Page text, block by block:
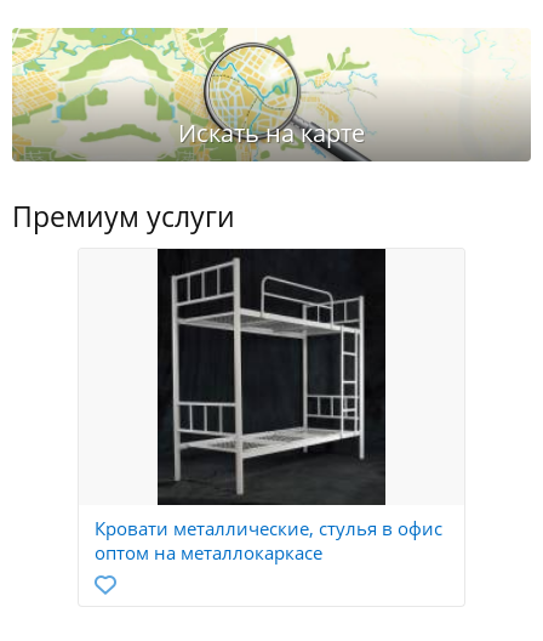
Премиум услуги
Кровати металлические, стулья в офис
оптом на металлокаркасе